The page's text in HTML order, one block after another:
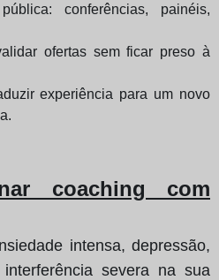
conferências, painéis,
ofertas sem ficar preso à
experiência para um novo
coaching com
intensa, depressão,
severa na sua